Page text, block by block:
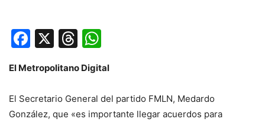
Facebook
X Threads
El Metropolitano Digital
El Secretario General del partido FMLN, Medardo
González, que «es importante llegar acuerdos para